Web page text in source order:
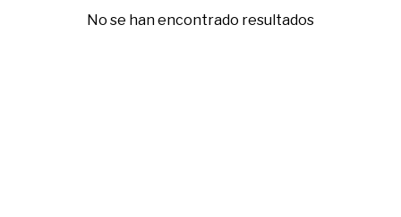
No se han encontrado resultados